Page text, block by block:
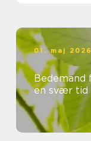
01. maj 2026
Bedemand fyn sådan får du
en svær tid